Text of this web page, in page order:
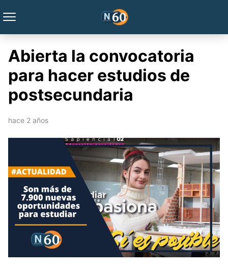
Abierta la convocatoria
para hacer estudios de
postsecundaria
hace 2 años